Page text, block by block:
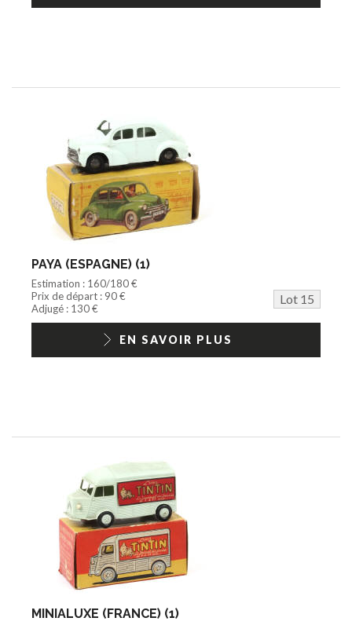
PAYA (ESPAGNE) (1)
Estimation : 160/180 €
Prix de départ : 90 €
Lot 15
Adjugé : 130 €
EN SAVOIR PLUS
MINIALUXE (FRANCE) (1)